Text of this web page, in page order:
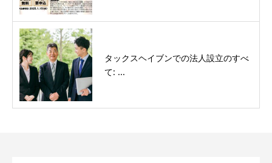
タックスヘイブンでの法人設立のすべ
て: ...